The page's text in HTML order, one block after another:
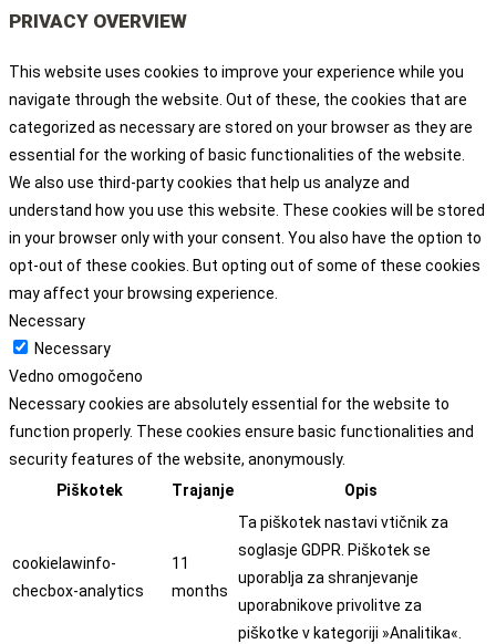
PRIVACY OVERVIEW
This website uses cookies to improve your experience while you
navigate through the website. Out of these, the cookies that are
categorized as necessary are stored on your browser as they are
essential for the working of basic functionalities of the website.
We also use third-party cookies that help us analyze and
understand how you use this website. These cookies will be stored
in your browser only with your consent. You also have the option to
opt-out of these cookies. But opting out of some of these cookies
may affect your browsing experience.
Necessary
Necessary
Vedno omogočeno
Necessary cookies are absolutely essential for the website to
function properly. These cookies ensure basic functionalities and
security features of the website, anonymously.
Piškotek
Trajanje Opis
cookielawinfo-
checbox-analytics
11
months
Ta piškotek nastavi vtičnik za
soglasje GDPR. Piškotek se
uporablja za shranjevanje
uporabnikove privolitve za
piškotke v kategoriji »Analitika«.